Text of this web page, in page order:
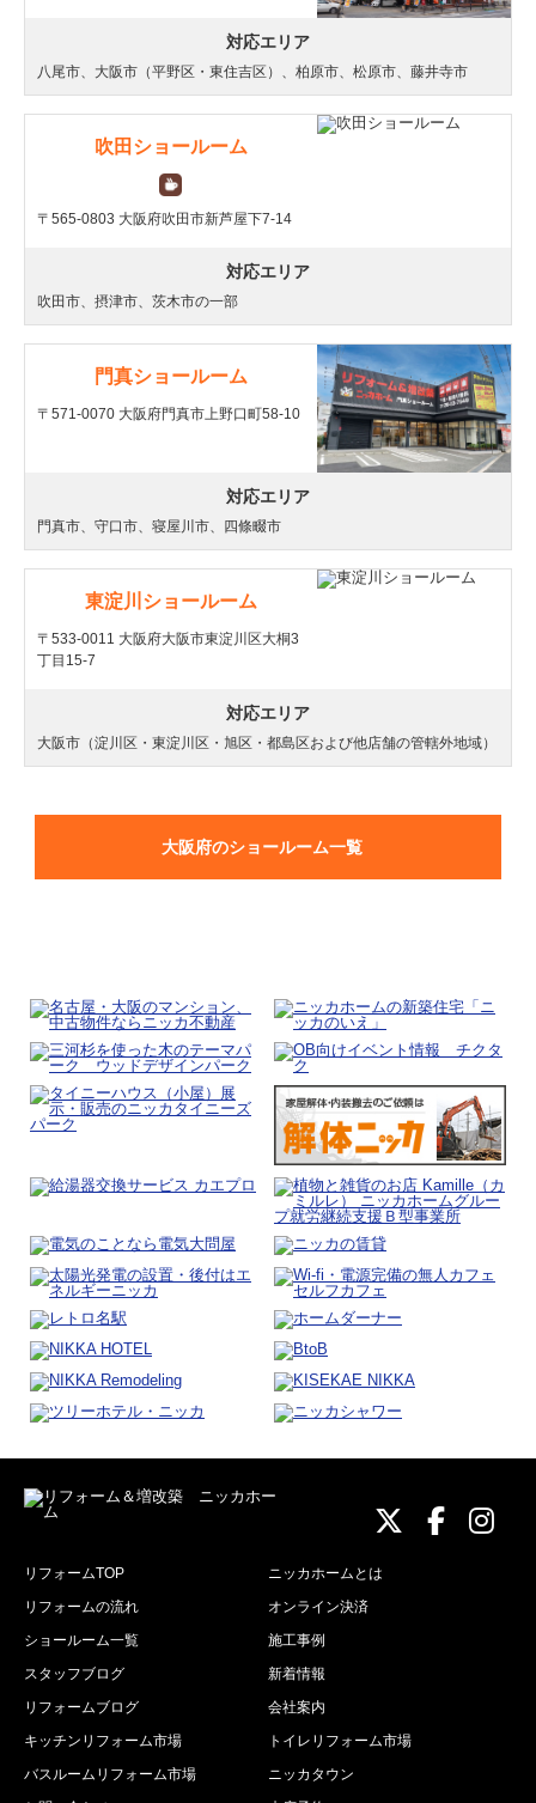
対応エリア
八尾市、大阪市（平野区・東住吉区）、柏原市、松原市、藤井寺市
吹田ショールーム
〒565-0803 大阪府吹田市新芦屋下7-14
対応エリア
吹田市、摂津市、茨木市の一部
門真ショールーム
〒571-0070 大阪府門真市上野口町58-10
対応エリア
門真市、守口市、寝屋川市、四條畷市
東淀川ショールーム
〒533-0011 大阪府大阪市東淀川区大桐3
丁目15-7
対応エリア
大阪市（淀川区・東淀川区・旭区・都島区および他店舗の管轄外地域）
大阪府のショールーム一覧
ニッカ
ニッニ
リフォームTOP
ニッカホームとは
リフォームの流れ
オンライン決済
ショールーム一覧
施工事例
スタッフブログ
新着情報
リフォームブログ
会社案内
キッチンリフォーム市場
トイレリフォーム市場
バスルームリフォーム市場
ニッカタウン